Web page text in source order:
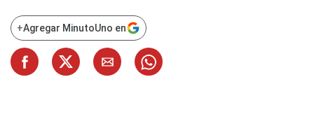
+Agregar MinutoUno en